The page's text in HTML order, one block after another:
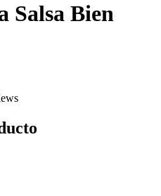
Salsa Bien